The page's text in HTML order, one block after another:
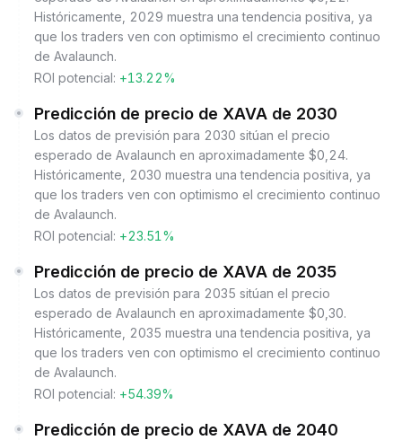
Históricamente, 2029 muestra una tendencia positiva, ya
que los traders ven con optimismo el crecimiento continuo
de Avalaunch.
ROI potencial: +13.22%
Predicción de precio de XAVA de 2030
Los datos de previsión para 2030 sitúan el precio
esperado de Avalaunch en aproximadamente $0,24.
Históricamente, 2030 muestra una tendencia positiva, ya
que los traders ven con optimismo el crecimiento continuo
de Avalaunch.
ROI potencial: +23.51%
Predicción de precio de XAVA de 2035
Los datos de previsión para 2035 sitúan el precio
esperado de Avalaunch en aproximadamente $0,30.
Históricamente, 2035 muestra una tendencia positiva, ya
que los traders ven con optimismo el crecimiento continuo
de Avalaunch.
ROI potencial: +54.39%
Predicción de precio de XAVA de 2040